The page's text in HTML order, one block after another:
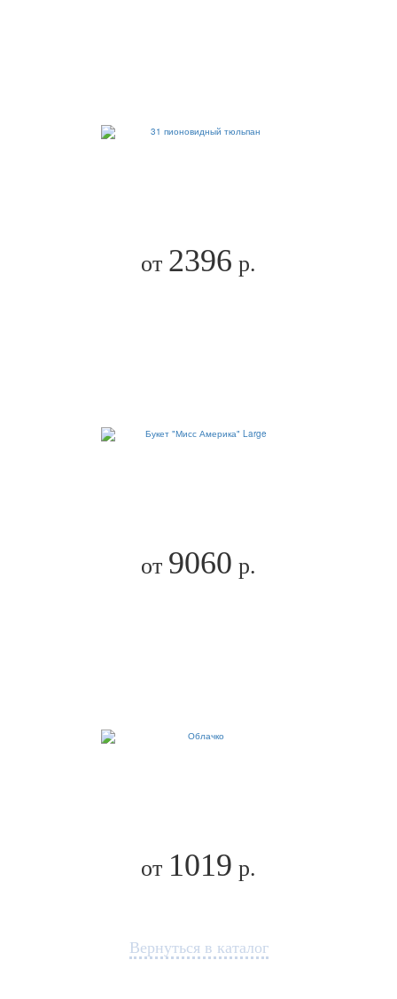
от 2396 р.
от 9060 р.
от 1019 р.
Вернуться в каталог